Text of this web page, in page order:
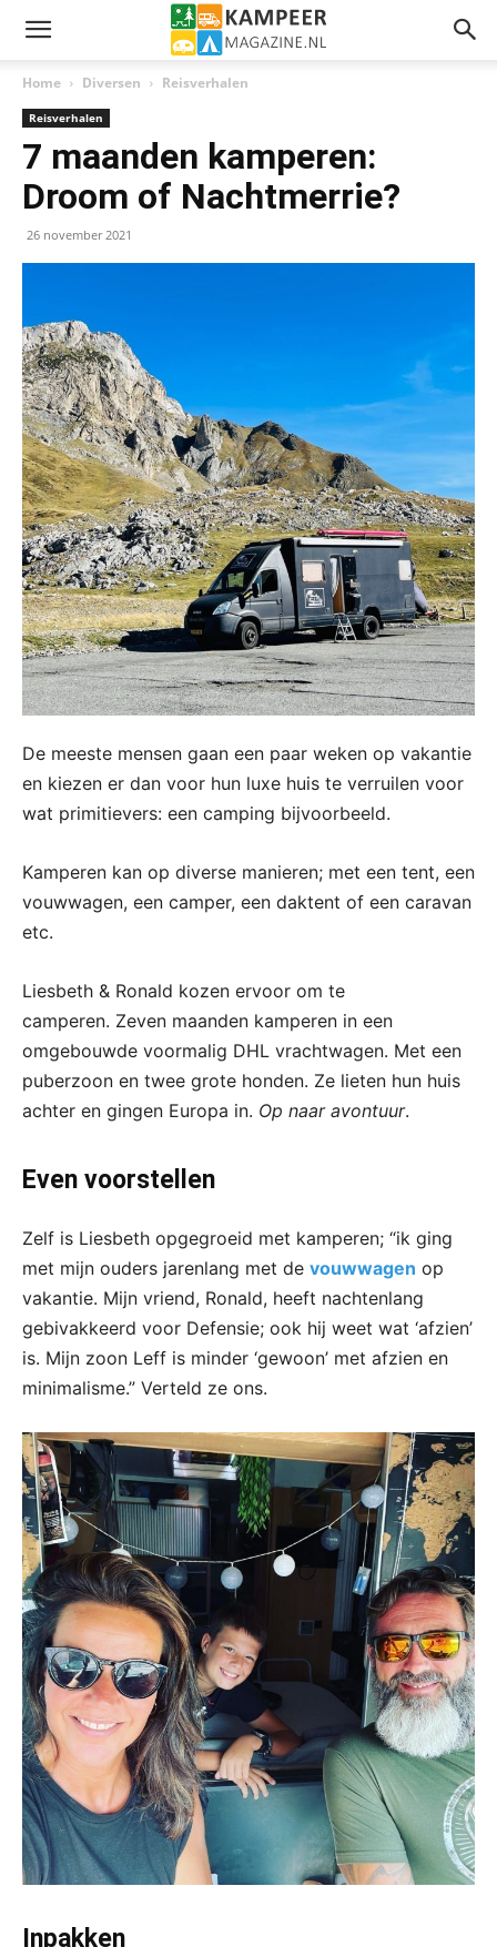
Home Diversen Reisverhalen
Reisverhalen
7 maanden kamperen:
Droom of Nachtmerrie?
26 november 2021
De meeste mensen gaan een paar weken op vakantie
en kiezen er dan voor hun luxe huis te verruilen voor
wat primitievers: een camping bijvoorbeeld.
Kamperen kan op diverse manieren; met een tent, een
vouwwagen, een camper, een daktent of een caravan
etc.
Liesbeth & Ronald kozen ervoor om te
camperen. Zeven maanden kamperen in een
omgebouwde voormalig DHL vrachtwagen. Met een
puberzoon en twee grote honden. Ze lieten hun huis
achter en gingen Europa in. Op naar avontuur.
Even voorstellen
Zelf is Liesbeth opgegroeid met kamperen; “ik ging
met mijn ouders jarenlang met de vouwwagen op
vakantie. Mijn vriend, Ronald, heeft nachtenlang
gebivakkeerd voor Defensie; ook hij weet wat ‘afzien’
is. Mijn zoon Leff is minder ‘gewoon’ met afzien en
minimalisme.” Verteld ze ons.
Inpakken